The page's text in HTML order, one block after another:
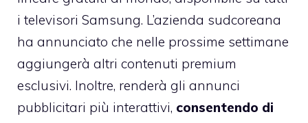
i televisori Samsung. L’azienda sudcoreana
ha annunciato che nelle prossime settimane
aggiungerà altri contenuti premium
esclusivi. Inoltre, renderà gli annunci
pubblicitari più interattivi, consentendo di